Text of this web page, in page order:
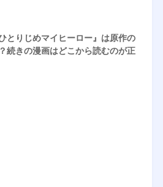
とりじめマイヒーロー』は原作の
続きの漫画はどこから読むのが正